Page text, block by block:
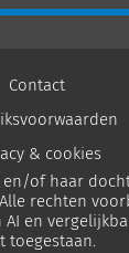
Contact
& cookies
en/of haar
rechten
en
toegestaan.